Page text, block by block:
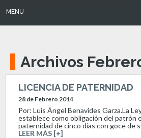
MENU
Archivos
LICENCIA DE PATERNIDAD
28 de Febrero 2014
Por: Luis Ángel Benavides Garza.La
establece como obligación del patrón
paternidad de cinco días con goce de
LEER MÁS [+]